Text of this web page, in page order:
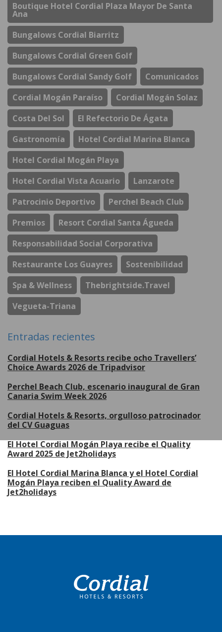
Boutique Hotel Cordial Plaza Mayor De Santa
Ana
Bungalows Cordial Biarritz
Bungalows Cordial Green Golf
Bungalows Cordial Sandy Golf
Comunicados
Cordial Mogán Paraíso
Cordial Mogán Solaz
Costa Del Sol
El Refectorio De Ágata
Gastronomía
Hotel Cordial Marina Blanca
Hotel Cordial Mogán Playa
Hotel Cordial Vista Acuario
Lanzarote
Patrocinio Deportivo
Perchel Beach Club
Premios
Resort Cordial Santa Águeda
Responsabilidad Social Corporativa
Restaurante Los Guayres
Sostenibilidad
Spa & Wellness
Thebrightside.travel
Vegueta-Triana
Entradas recientes
Cordial Hotels & Resorts recibe ocho Travellers’
Choice Awards 2026 de Tripadvisor
Perchel Beach Club, escenario inaugural de Gran
Canaria Swim Week 2026
Cordial Hotels & Resorts, orgulloso patrocinador
del CV Guaguas
El Hotel Cordial Mogán Playa recibe el Quality
Award 2025 de Jet2holidays
El Hotel Cordial Marina Blanca y el Hotel Cordial
Mogán Playa reciben el Quality Award de
Jet2holidays